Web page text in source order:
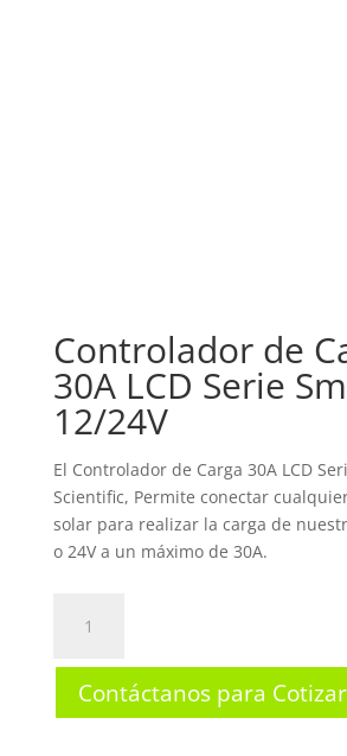
Controlador de
30A LCD Serie
12/24V
El Controlador de Carga 30A LCD
Scientific, Permite conectar
solar para realizar la carga de
o 24V a un máximo de 30A.
30A
LCD
Contáctanos para Cotizar